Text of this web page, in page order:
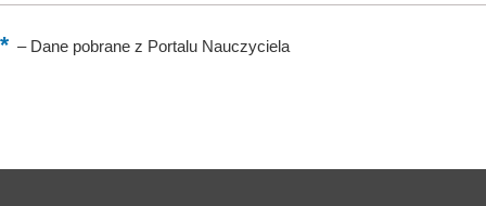
–Dane pobrane z Portalu Nauczyciela